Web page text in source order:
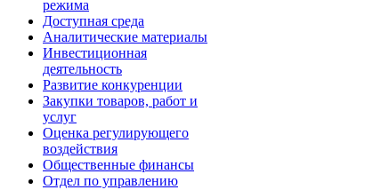
режима
Доступная среда
Аналитические материалы
Инвестиционная
деятельность
Развитие конкуренции
Закупки товаров, работ и
услуг
Оценка регулирующего
воздействия
Общественные финансы
Отдел по управлению